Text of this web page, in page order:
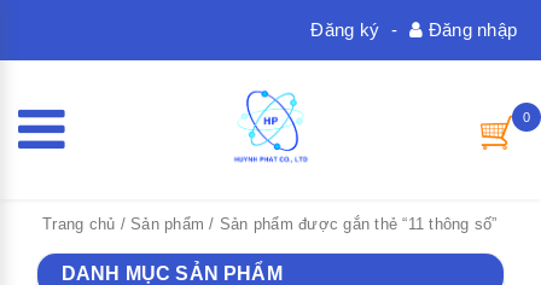
Đăng nhập
-
Đăng ký
0
Trang chủ / Sản phẩm / Sản phẩm được gắn thẻ “11 thông số”
DANH MỤC SẢN PHẨM